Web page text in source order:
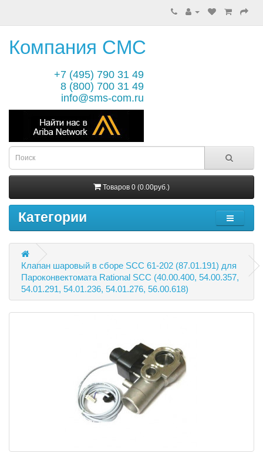
Компания СМС
+7 (495) 790 31 49
8 (800) 700 31 49
info@sms-com.ru
Товаров 0 (0.00руб.)
Категории
Клапан шаровый в сборе SCC 61-202 (87.01.191) для
Пароконвектомата Rational SCC (40.00.400, 54.00.357,
54.01.291, 54.01.236, 54.01.276, 56.00.618)